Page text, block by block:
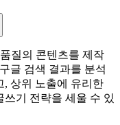
질의 콘텐츠를 제작
글 검색 결과를 분석
, 상위 노출에 유리한
기 전략을 세울 수 있